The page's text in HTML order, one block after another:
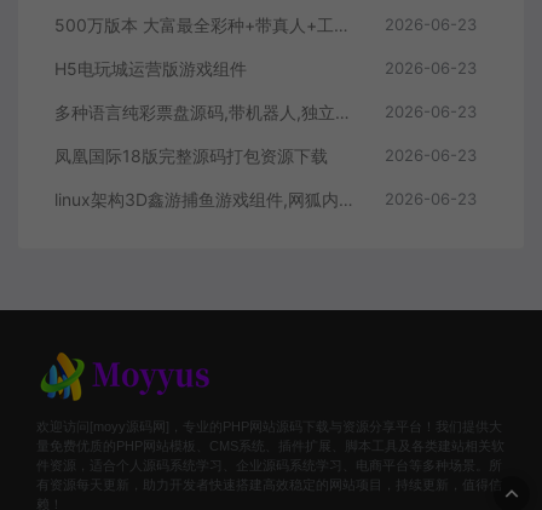
500万版本 大富最全彩种+带真人+工作室版本 2026-06-23
H5电玩城运营版游戏组件 2026-06-23
多种语言纯彩票盘源码,带机器人,独立代理,带微信登陆,40个彩种 2026-06-23
凤凰国际18版完整源码打包资源下载 2026-06-23
linux架构3D鑫游捕鱼游戏组件,网狐内核二开的鑫游捕鱼APP 2026-06-23
欢迎访问[moyy源码网]，专业的PHP网站源码下载与资源分享平台！我们提供大
量免费优质的PHP网站模板、CMS系统、插件扩展、脚本工具及各类建站相关软
件资源，适合个人源码系统学习、企业源码系统学习、电商平台等多种场景。所
有资源每天更新，助力开发者快速搭建高效稳定的网站项目，持续更新，值得信
赖！